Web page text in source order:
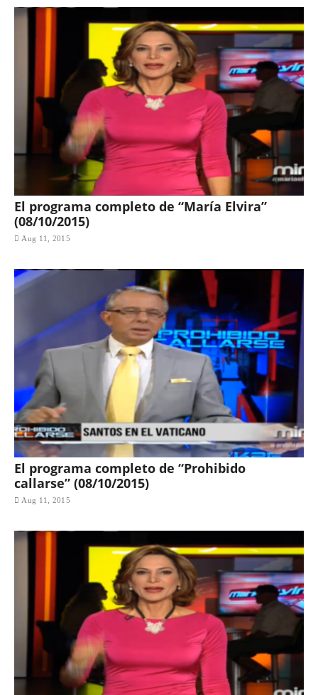
El programa completo de “María Elvira”
(08/10/2015)
Aug 11, 2015
El programa completo de “Prohibido
callarse” (08/10/2015)
Aug 11, 2015